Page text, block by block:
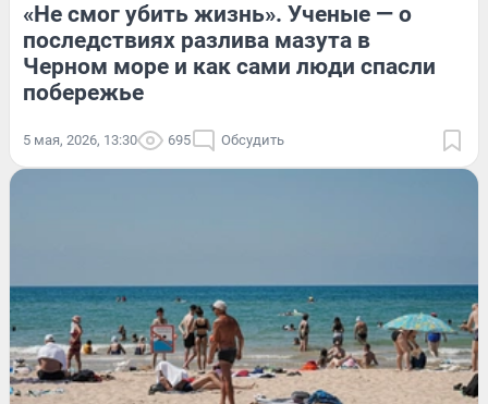
«Не смог убить жизнь». Ученые — о
последствиях разлива мазута в
Черном море и как сами люди спасли
побережье
5 мая, 2026, 13:30 695 Обсудить